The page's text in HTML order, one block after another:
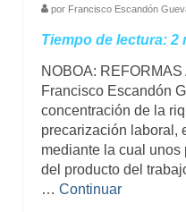
por Francisco Escandón
Tiempo de lectura: 2
NOBOA:
Francisco Escandón
concentración de la
precarización laboral,
mediante la cual
del producto del
… Continuar